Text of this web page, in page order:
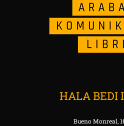
HALA BEDI
Bueno Monreal,